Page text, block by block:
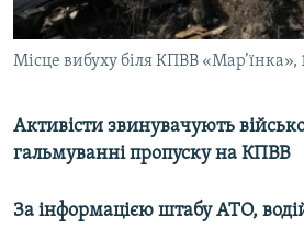
ПОДКАСТИ
РУС
УКР
Місце вибуху біля КПВВ «Мар’їнка»,
Активісти звинувачують
гальмуванні пропуску на КПВВ
За інформацією штабу АТО,